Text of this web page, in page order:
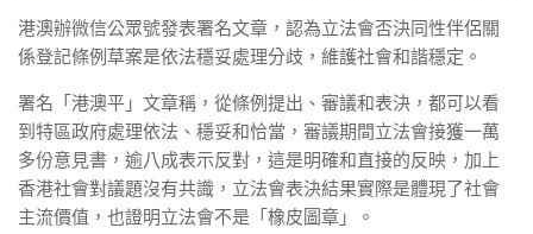
港澳辦微信公眾號發表署名文章，認為立法會否決同性伴侶關
係登記條例草案是依法穩妥處理分歧，維護社會和諧穩定。
署名「港澳平」文章稱，從條例提出、審議和表決，都可以看
到特區政府處理依法、穩妥和恰當，審議期間立法會接獲一萬
多份意見書，逾八成表示反對，這是明確和直接的反映，加上
香港社會對議題沒有共識，立法會表決結果實際是體現了社會
主流價值，也證明立法會不是「橡皮圖章」。